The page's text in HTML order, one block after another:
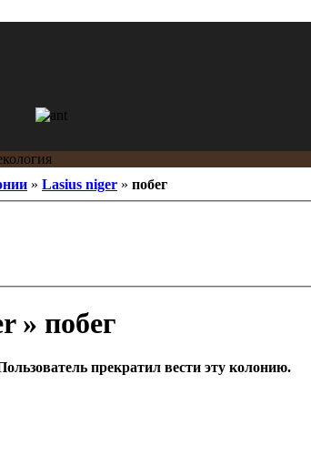
» Lasius niger » побег
» побег
прекратил вести эту колонию.